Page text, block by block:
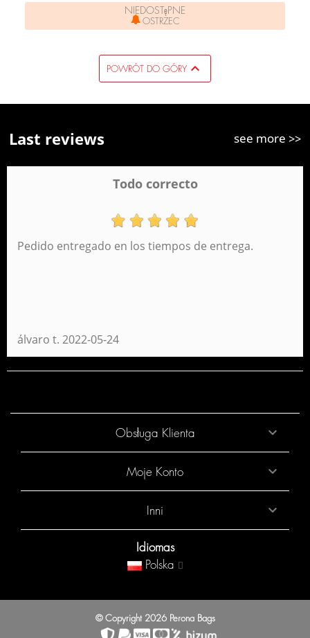
NIEDOSTęPNE
OSTRZEC
POWRÓT DO GÓRY 
Last reviews see more >>
Todo correcto
Pedido entregado en los tiempos de entrega.
álvaro t. 2022-05-24
Obsługa Klienta 
Moje Konto 
Inni 
Idiomas
Polska
© Copyright 2026 Perona Bags